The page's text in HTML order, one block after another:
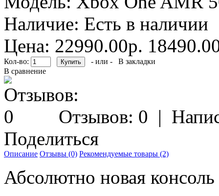
Наличие: Есть в наличии
Цена: 22990.00р.
Кол-во: - или -
В закладки
В сравнение
Отзывов: 0 |
Поделиться
Описание Отзывы (0) Рекомендуемые товары (2)
Абсолютно новая консоль